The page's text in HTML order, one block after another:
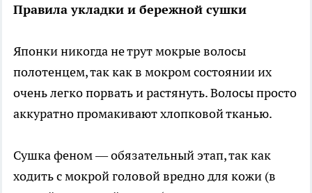
Правила укладки и бережной сушки
Японки никогда не трут мокрые волосы
полотенцем, так как в мокром состоянии их
очень легко порвать и растянуть. Волосы просто
аккуратно промакивают хлопковой тканью.
Сушка феном — обязательный этап, так как
ходить с мокрой головой вредно для кожи (в